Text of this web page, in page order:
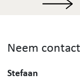
Neem
Stefaan